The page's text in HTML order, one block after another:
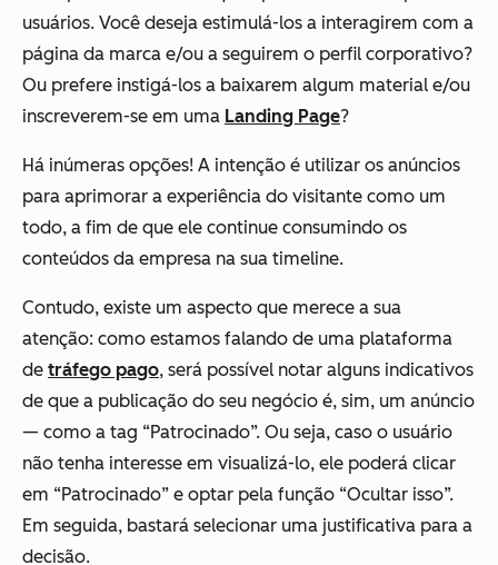
usuários. Você deseja estimulá-los a interagirem com a
página da marca e/ou a seguirem o perfil corporativo?
Ou prefere instigá-los a baixarem algum material e/ou
inscreverem-se em uma Landing Page?
Há inúmeras opções! A intenção é utilizar os anúncios
para aprimorar a experiência do visitante como um
todo, a fim de que ele continue consumindo os
conteúdos da empresa na sua timeline.
Contudo, existe um aspecto que merece a sua
atenção: como estamos falando de uma plataforma
de tráfego pago, será possível notar alguns indicativos
de que a publicação do seu negócio é, sim, um anúncio
— como a tag “Patrocinado”. Ou seja, caso o usuário
não tenha interesse em visualizá-lo, ele poderá clicar
em “Patrocinado” e optar pela função “Ocultar isso”.
Em seguida, bastará selecionar uma justificativa para a
decisão.